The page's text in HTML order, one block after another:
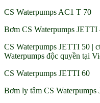
CS Waterpumps AC1 T 70
Bơm CS Waterpumps JETTI
CS Waterpumps JETTI 50 |
Waterpumps độc quyền tại
CS Waterpumps JETTI 60
Bơm ly tâm CS Waterpumps